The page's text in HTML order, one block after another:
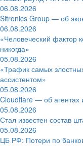
06.08.2026
Sitronics Group — об
06.08.2026
«Человеческий фактор
никогда»
05.08.2026
«Трафик самых
ассистентом»
05.08.2026
Cloudflare — об агентах
05.08.2026
Стал известен состав
05.08.2026
ЦБ РФ: Потери по